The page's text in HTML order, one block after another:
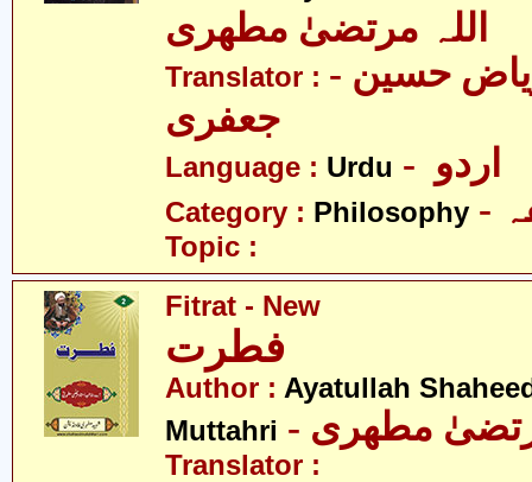
اللہ مرتضیٰ مطھری
Translator : - مولانا ریاض حسین
جعفری
Language : Urdu
Category : Philosophy
Topic :
Fitrat - New
فطرت
Author : Ayatullah
Muttahri
مطھری
Translator :